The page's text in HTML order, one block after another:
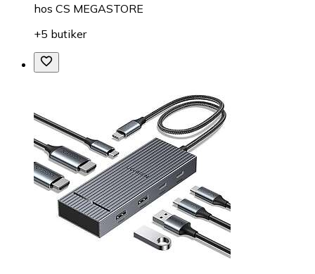
hos CS MEGASTORE
+5 butiker